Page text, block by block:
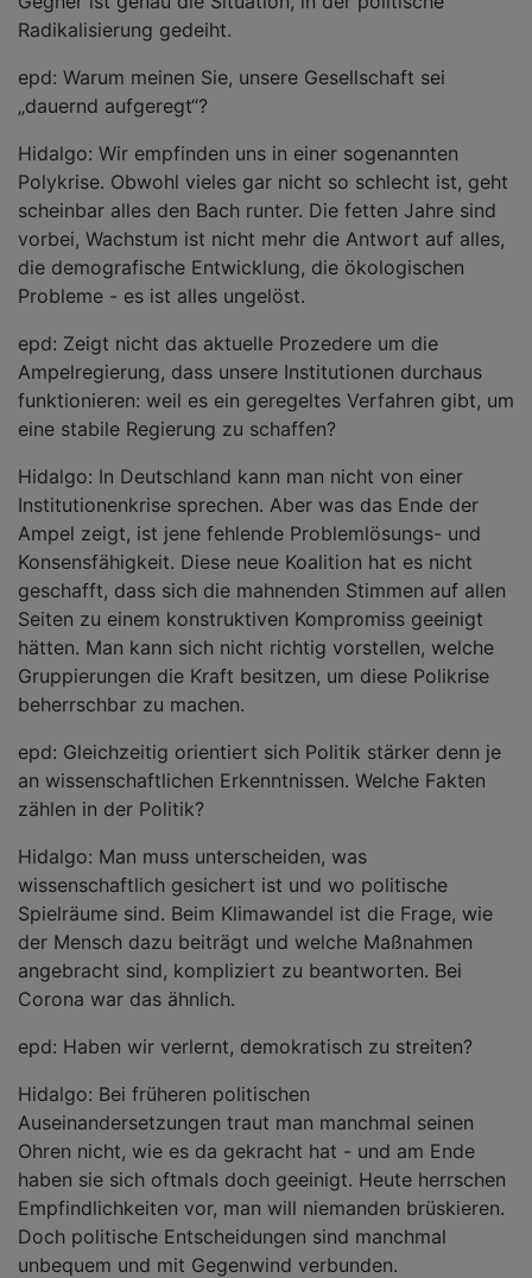
Radikalisierung gedeiht.
epd: Warum meinen Sie, unsere Gesellschaft sei
„dauernd aufgeregt“?
Hidalgo: Wir empfinden uns in einer sogenannten
Polykrise. Obwohl vieles gar nicht so schlecht ist, geht
scheinbar alles den Bach runter. Die fetten Jahre sind
vorbei, Wachstum ist nicht mehr die Antwort auf alles,
die demografische Entwicklung, die ökologischen
Probleme - es ist alles ungelöst.
epd: Zeigt nicht das aktuelle Prozedere um die
Ampelregierung, dass unsere Institutionen durchaus
funktionieren: weil es ein geregeltes Verfahren gibt, um
eine stabile Regierung zu schaffen?
Hidalgo: In Deutschland kann man nicht von einer
Institutionenkrise sprechen. Aber was das Ende der
Ampel zeigt, ist jene fehlende Problemlösungs- und
Konsensfähigkeit. Diese neue Koalition hat es nicht
geschafft, dass sich die mahnenden Stimmen auf allen
Seiten zu einem konstruktiven Kompromiss geeinigt
hätten. Man kann sich nicht richtig vorstellen, welche
Gruppierungen die Kraft besitzen, um diese Polikrise
beherrschbar zu machen.
epd: Gleichzeitig orientiert sich Politik stärker denn je
an wissenschaftlichen Erkenntnissen. Welche Fakten
zählen in der Politik?
Hidalgo: Man muss unterscheiden, was
wissenschaftlich gesichert ist und wo politische
Spielräume sind. Beim Klimawandel ist die Frage, wie
der Mensch dazu beiträgt und welche Maßnahmen
angebracht sind, kompliziert zu beantworten. Bei
Corona war das ähnlich.
epd: Haben wir verlernt, demokratisch zu streiten?
Hidalgo: Bei früheren politischen
Auseinandersetzungen traut man manchmal seinen
Ohren nicht, wie es da gekracht hat - und am Ende
haben sie sich oftmals doch geeinigt. Heute herrschen
Empfindlichkeiten vor, man will niemanden brüskieren.
Doch politische Entscheidungen sind manchmal
unbequem und mit Gegenwind verbunden.